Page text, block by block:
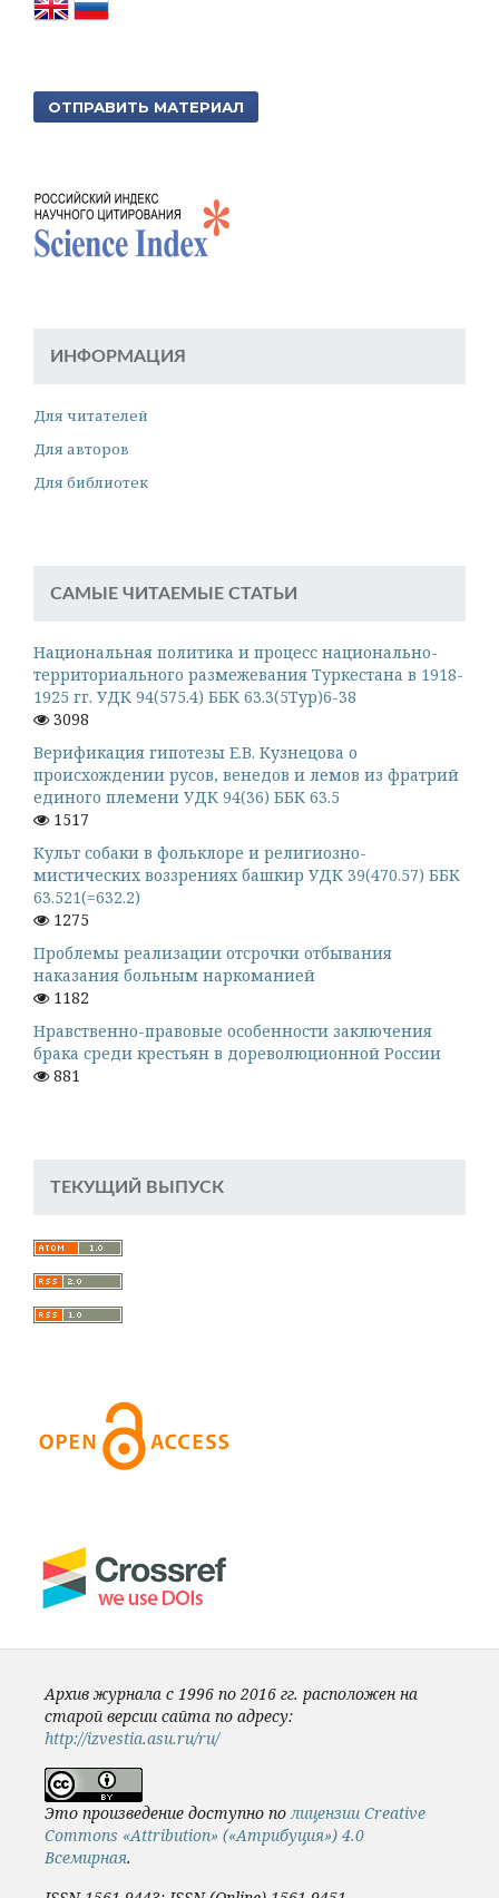
ОТПРАВИТЬ МАТЕРИАЛ
ИНФОРМАЦИЯ
Для читателей
Для авторов
Для библиотек
САМЫЕ ЧИТАЕМЫЕ СТАТЬИ
Национальная политика и процесс национально-
территориального размежевания Туркестана в 1918-
1925 гг. УДК 94(575.4) ББК 63.3(5Тур)6-38
3098
Верификация гипотезы Е.В. Кузнецова о
происхождении русов, венедов и лемов из фратрий
единого племени УДК 94(36) ББК 63.5
1517
Культ собаки в фольклоре и религиозно-
мистических воззрениях башкир УДК 39(470.57) ББК
63.521(=632.2)
1275
Проблемы реализации отсрочки отбывания
наказания больным наркоманией
1182
Нравственно-правовые особенности заключения
брака среди крестьян в дореволюционной России
881
ТЕКУЩИЙ ВЫПУСК
Архив журнала с 1996 по 2016 гг. расположен на
старой версии сайта по адресу:
http://izvestia.asu.ru/ru/
Это произведение доступно полицензии Creative
Commons «Attribution» («Атрибуция») 4.0
Всемирная.